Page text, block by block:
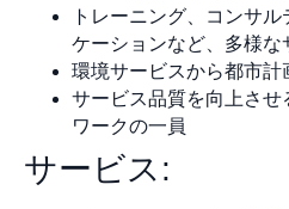
トレーニング、コンサ
ケーションなど、多様な
環境サービスから都市計
サービス品質を向上させ
ワークの一員
サービス: